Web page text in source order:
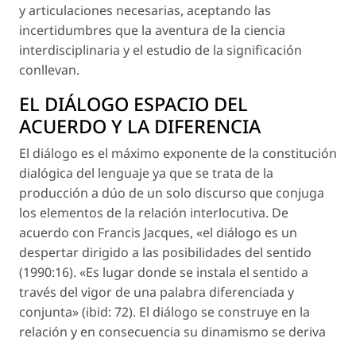
y articulaciones necesarias, aceptando las
incertidumbres que la aventura de la ciencia
interdisciplinaria y el estudio de la significación
conllevan.
EL DIÁLOGO ESPACIO DEL
ACUERDO Y LA DIFERENCIA
El diálogo es el máximo exponente de la constitución
dialógica del lenguaje ya que se trata de la
producción a dúo de un solo discurso que conjuga
los elementos de la relación interlocutiva. De
acuerdo con Francis Jacques, «el diálogo es un
despertar dirigido a las posibilidades del sentido
(1990:16). «Es lugar donde se instala el sentido a
través del vigor de una palabra diferenciada y
conjunta» (ibid: 72). El diálogo se construye en la
relación y en consecuencia su dinamismo se deriva